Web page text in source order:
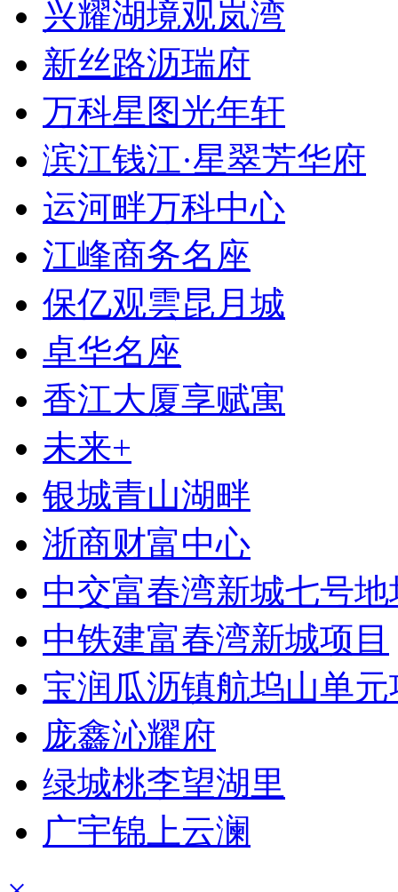
兴耀湖境观岚湾
新丝路沥瑞府
万科星图光年轩
滨江钱江·星翠芳华府
运河畔万科中心
江峰商务名座
保亿观雲昆月城
卓华名座
香江大厦享赋寓
未来+
银城青山湖畔
浙商财富中心
中交富春湾新城七号
中铁建富春湾新城项目
宝润瓜沥镇航坞山单元
庞鑫沁耀府
绿城桃李望湖里
广宇锦上云澜